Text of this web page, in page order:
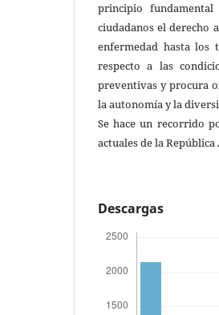
principio
ciudadanos el derecho
enfermedad hasta los
respecto a las
preventivas y procura
la autonomía y la
Se hace un recorrido
actuales de la
Descargas